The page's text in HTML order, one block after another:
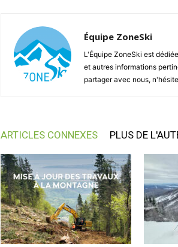
Équipe ZoneSki
L'Équipe ZoneSki est
et autres informations
partager avec nous,
ARTICLES CONNEXES PLUS DE